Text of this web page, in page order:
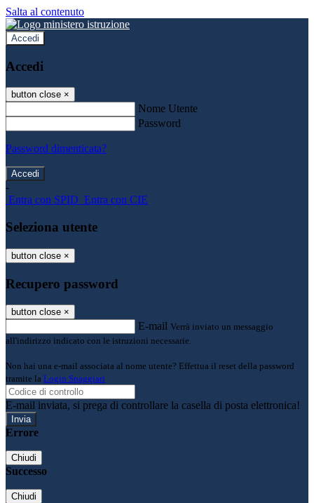
Salta al contenuto
Accedi
Accedi
button close ×
Nome Utente
Password
Password dimenticata?
-
Entra con SPID Entra con CIE
Seleziona utente
button close ×
Recupero password
button close ×
E-mail Verrà inviato un messaggio
all'indirizzo indicato con le istruzioni necessarie.
Non hai una e-mail associata al nome utente? Effettua il reset della password
tramite la Login Spaggiari
E-mail inviata, si prega di controllare la casella di posta elettronica!
Errore
Chiudi
Successo
Chiudi